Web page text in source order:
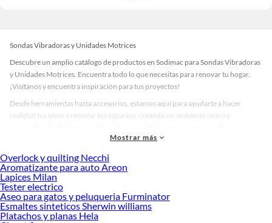
Sondas Vibradoras y Unidades Motrices
Descubre un amplio catálogo de productos en Sodimac para Sondas Vibradoras
y Unidades Motrices. Encuentra todo lo que necesitas para renovar tu hogar.
¡Visítanos y encuentra inspiración para tus proyectos!
Desde herramientas hasta accesorios, estamos aquí para ayudarte a hacer
realidad tus ideas y renovar tus espacios, creando un ambiente único y
accesorios de calidad que te ayudarán a crear un espacio más tú.
Desde remodelaciones hasta proyectos de decoración, estamos aquí para hacer
tus ideas realidad. ¡Visítanos y encuentra todo lo que tenemos para ofrecerte en
Sondas Vibradoras y Unidades Motrices!
Explora la variedad de productos de Sondas Vibradoras y Unidades
Motrices en Sodimac
Mostrar más
Overlock y quilting Necchi
Aromatizante para auto Areon
Lapices Milan
Tester electrico
Aseo para gatos y peluqueria Furminator
Esmaltes sinteticos Sherwin williams
Platachos y planas Hela